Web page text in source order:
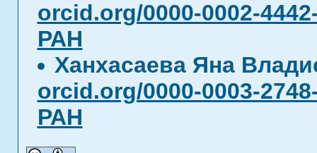
orcid.org/0000-0002-
РАН
Ханхасаева Яна
orcid.org/0000-0003-
РАН